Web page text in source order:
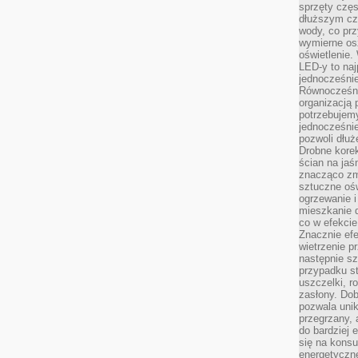
sprzęty
dłuższym
wody, co
wymierne
oświetlenie.
LED-y to
organizacją
pozwoli
Drobne
ścian na
znacząco
sztuczne
ogrzewanie
mieszkanie
co w
Znacznie
wietrzenie
następnie
przypadku
uszczelki,
zasłony.
pozwala
przegrzany,
do bardziej
się na